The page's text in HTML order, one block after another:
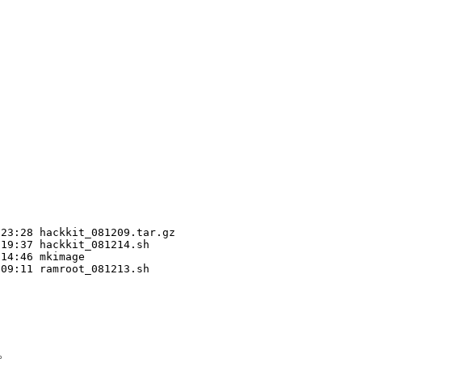
hackkit_081209.tar.gz
hackkit_081214.sh
mkimage
ramroot_081213.sh